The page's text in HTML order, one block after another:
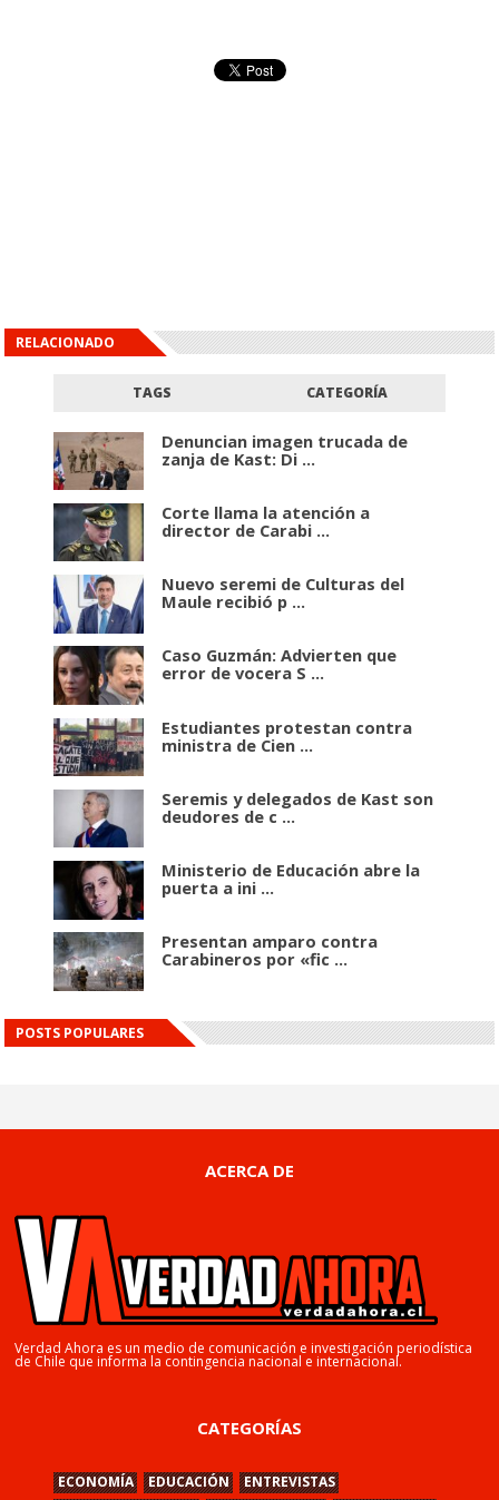
RELACIONADO
TAGS CATEGORÍA
Denuncian imagen trucada de
zanja de Kast: Di ...
Corte llama la atención a
director de Carabi ...
Nuevo seremi de Culturas del
Maule recibió p ...
Caso Guzmán: Advierten que
error de vocera S ...
Estudiantes protestan contra
ministra de Cien ...
Seremis y delegados de Kast son
deudores de c ...
Ministerio de Educación abre la
puerta a ini ...
Presentan amparo contra
Carabineros por «fic ...
POSTS POPULARES
ACERCA DE
Verdad Ahora es un medio de comunicación e investigación periodística
de Chile que informa la contingencia nacional e internacional.
CATEGORÍAS
ECONOMÍA EDUCACIÓN
ENTREVISTAS